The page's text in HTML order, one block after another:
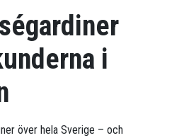
i
över hela Sverige – och